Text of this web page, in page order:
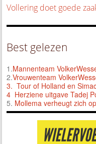
Vollering doet goede
Best gelezen
1.Mannenteam
2.Vrouwenteam
3. Tour of Holland en
4 Herziene uitgave Tadej
5. Mollema verheugt zich